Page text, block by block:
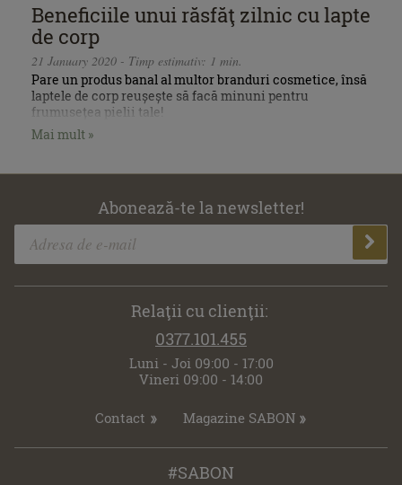
Beneficiile unui răsfăţ zilnic cu lapte
de corp
21 January 2020 - Timp estimativ: 1 min.
Pare un produs banal al multor branduri cosmetice, însă
laptele de corp reușește să facă minuni pentru
frumusețea pielii tale!
Mai mult »
Abonează-te la newsletter!
Relaţii cu clienţii:
0377.101.455
Luni - Joi 09:00 - 17:00
Vineri 09:00 - 14:00
Contact Magazine SABON
#SABON